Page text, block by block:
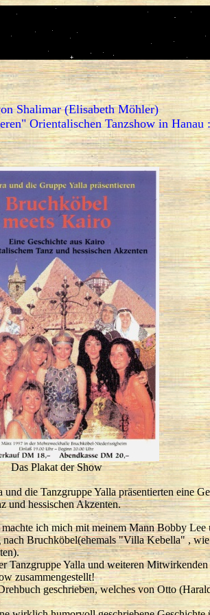
Shalimar (Elisabeth Möhler)
Orientalischen Tanzshow in Hanau :
Das Plakat der Show
die Tanzgruppe Yalla präsentierten eine
und hessischen Akzenten.
ich mich mit meinem Mann Bobby Lee
nach Bruchköbel(ehemals "Villa Kebella" ,
Tanzgruppe Yalla und weiteren Mitwirkenden
zusammengestellt!
geschrieben, welches von Otto